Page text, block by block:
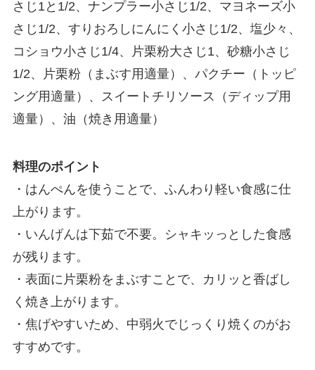
さじ1と1/2、ナンプラー小さじ1/2、マヨネーズ小
さじ1/2、すりおろしにんにく小さじ1/2、塩少々、
コショウ小さじ1/4、片栗粉大さじ1、砂糖小さじ
1/2、片栗粉（まぶす用適量）、パクチー（トッピ
ング用適量）、スイートチリソース（ディップ用
適量）、油（焼き用適量）
料理のポイント
・はんぺんを使うことで、ふんわり軽い食感に仕
上がります。
・いんげんは下茹で不要。シャキッっとした食感
が残ります。
・表面に片栗粉をまぶすことで、カリッと香ばし
く焼き上がります。
・焦げやすいため、中弱火でじっくり焼くのがお
すすめです。